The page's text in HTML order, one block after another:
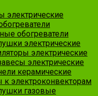
электрические
обогреватели
электрические
электрические
электрические
керамические
к электроконвекторам
газовые